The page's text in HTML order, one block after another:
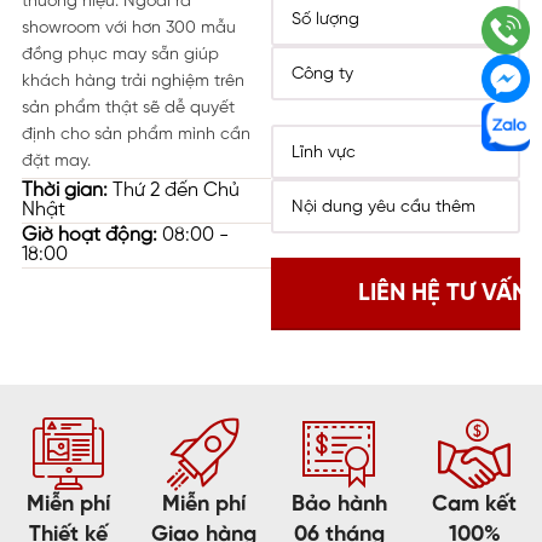
showroom với hơn 300 mẫu
đồng phục may sẵn giúp
khách hàng trải nghiệm trên
sản phẩm thật sẽ dễ quyết
định cho sản phẩm mình cần
đặt may.
Thời gian:Thứ 2 đến Chủ
Nhật
Giờ hoạt động:08:00 -
18:00
Miễn phí
Thiết kế
Miễn phí
Giao hàng
Bảo hành
06 tháng
Cam kết
100%